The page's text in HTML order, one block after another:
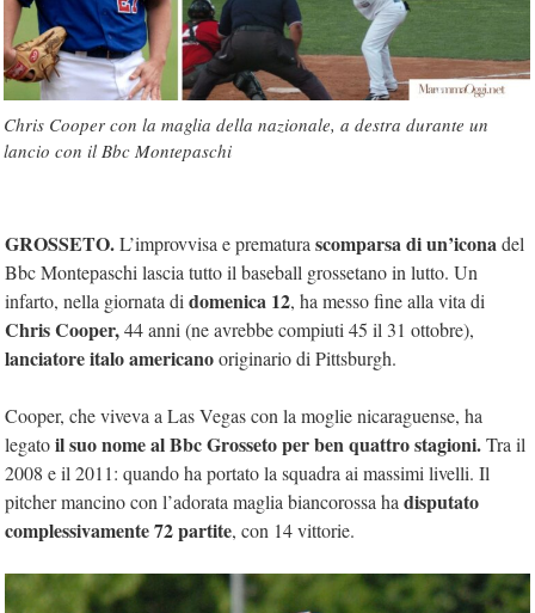
Chris Cooper con la maglia della nazionale, a destra durante un
lancio con il Bbc Montepaschi
GROSSETO.L’improvvisa e prematura scomparsa di un’iconadel
Bbc Montepaschi lascia tutto il baseball grossetano in lutto. Un
infarto, nella giornata di domenica 12, ha messo fine alla vita di
Chris Cooper,44 anni (ne avrebbe compiuti 45 il 31 ottobre),
lanciatore italo americanooriginario di Pittsburgh.
Cooper, che viveva a Las Vegas con la moglie nicaraguense, ha
legatoil suo nome al Bbc Grosseto per ben quattro stagioni.Tra il
2008 e il 2011: quando ha portato la squadra ai massimi livelli. Il
pitcher mancino con l’adorata maglia biancorossa ha disputato
complessivamente 72 partite, con 14 vittorie.